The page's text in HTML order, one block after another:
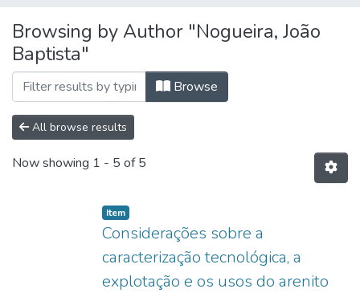
All of DSpace
Browsing by Author "Nogueira, João
Baptista"
Browse
All browse results
Now showing 1 - 5 of 5
Item
Considerações sobre a
caracterização tecnológica, a
explotação e os usos do arenito